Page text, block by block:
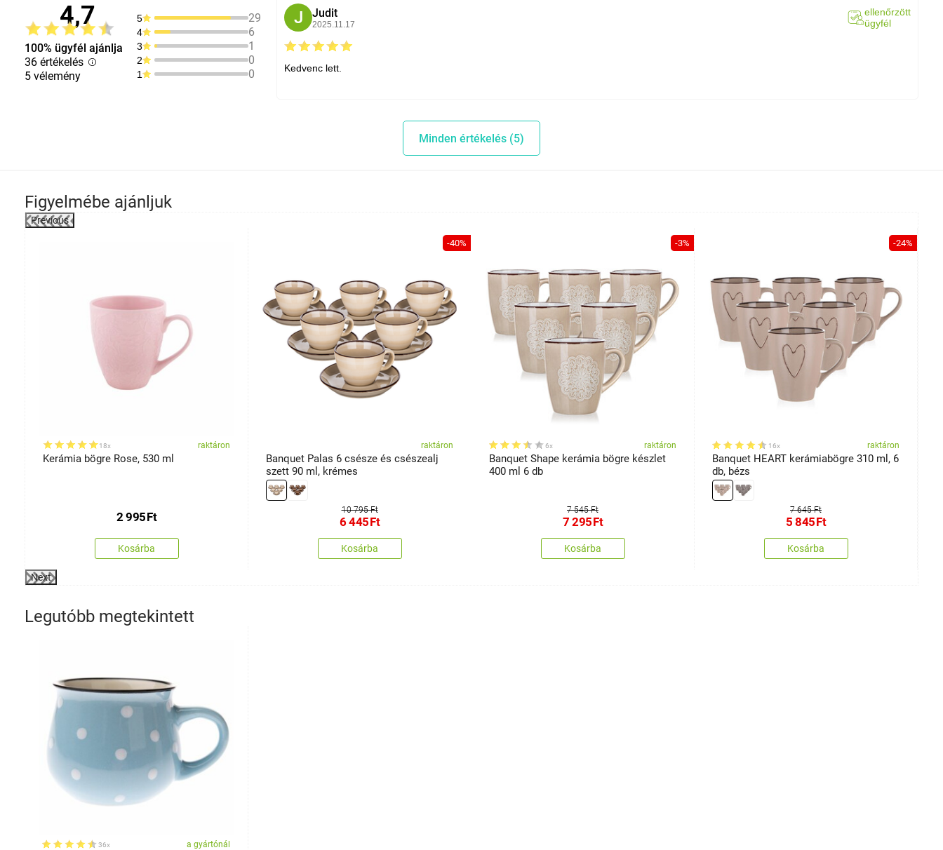
4,7
100% ügyfél ajánlja
36 értékelés
5 vélemény
5 29
4 6
3 1
2 0
1 0
J Judit
2025.11.17
ellenőrzött
ügyfél
Kedvenc lett.
Minden értékelés (5)
Figyelmébe ajánljuk
Previous
18x raktáron
Kerámia bögre Rose, 530 ml
2 995Ft
Kosárba
-40%
raktáron
Banquet Palas 6 csésze és csészealj
szett 90 ml, krémes
10 795 Ft
6 445Ft
Kosárba
-3%
6x raktáron
Banquet Shape kerámia bögre készlet
400 ml 6 db
7 545 Ft
7 295Ft
Kosárba
-24%
16x raktáron
Banquet HEART kerámiabögre 310 ml, 6
db, bézs
7 645 Ft
5 845Ft
Kosárba
Next
Legutóbb megtekintett
36x a gyártónál